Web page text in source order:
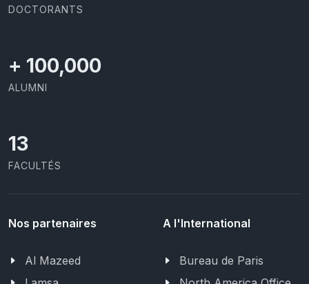
DOCTORANTS
+ 100,000
ALUMNI
13
FACULTÉS
Nos partenaires
Al Mazeed
A l'International
Bureau de Paris